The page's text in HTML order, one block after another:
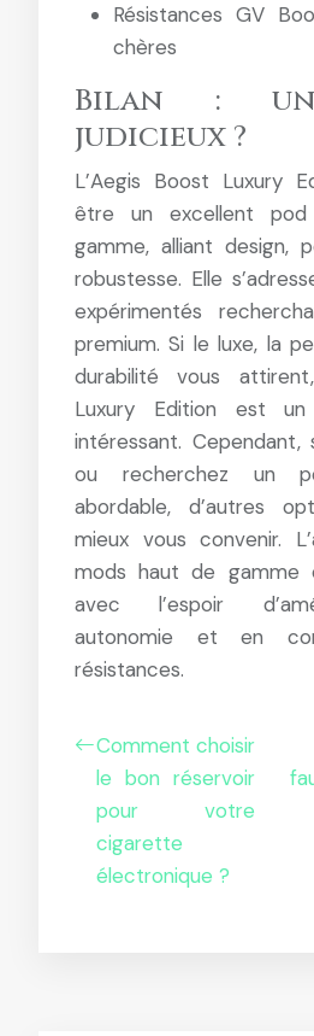
Résistances GV
chères
Bilan :
judicieux ?
L’Aegis Boost Luxury
être un excellent
gamme, alliant design,
robustesse. Elle
expérimentés
premium. Si le luxe, la
durabilité vous
Luxury Edition est un
intéressant. Cependant,
ou recherchez un
abordable, d’autres
mieux vous convenir.
mods haut de gamme
avec l’espoir
autonomie et en
résistances.
Comment choisir
le bon réservoir
pour votre
cigarette
électronique ?